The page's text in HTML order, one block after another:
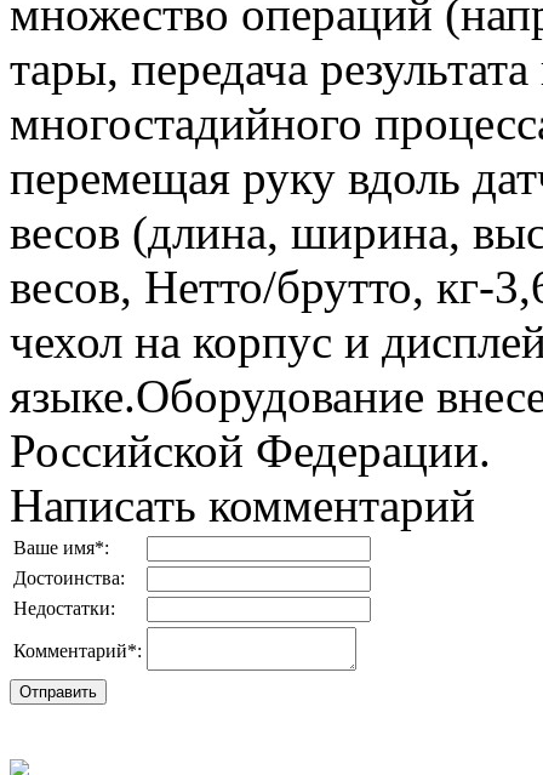
множество операций
тары, передача
многостадийного
перемещая руку вдоль
весов (длина, ширина,
весов, Нетто/брутто,
чехол на корпус и
языке.Оборудование
Российской Федерации.
Написать комментарий
Ваше имя*:
Достоинства:
Недостатки:
Комментарий*: